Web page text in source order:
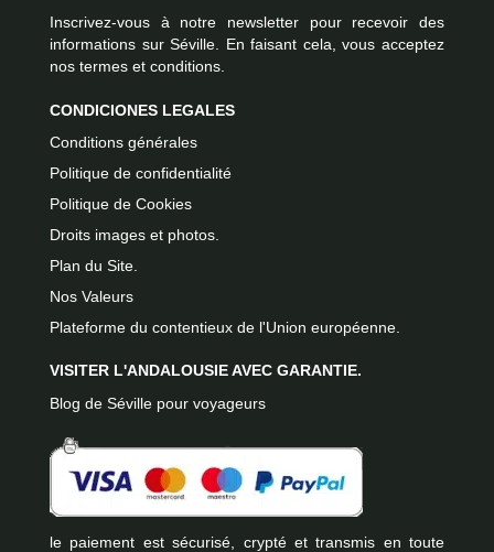
Inscrivez-vous à notre newsletter pour recevoir des
informations sur Séville. En faisant cela, vous acceptez
nos termes et conditions.
CONDICIONES LEGALES
Conditions générales
Politique de confidentialité
Politique de Cookies
Droits images et photos.
Plan du Site.
Nos Valeurs
Plateforme du contentieux de l'Union européenne.
VISITER L'ANDALOUSIE AVEC GARANTIE.
Blog de Séville pour voyageurs
le paiement est sécurisé, crypté et transmis en toute